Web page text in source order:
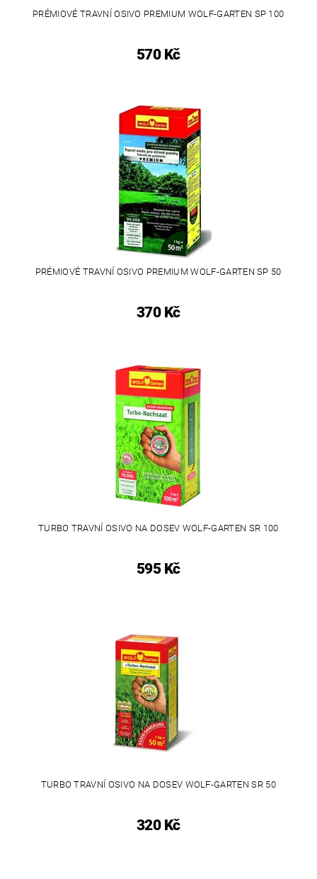
PRÉMIOVÉ TRAVNÍ OSIVO PREMIUM WOLF-GARTEN SP 100
570 Kč
PRÉMIOVÉ TRAVNÍ OSIVO PREMIUM WOLF-GARTEN SP 50
370 Kč
TURBO TRAVNÍ OSIVO NA DOSEV WOLF-GARTEN SR 100
595 Kč
TURBO TRAVNÍ OSIVO NA DOSEV WOLF-GARTEN SR 50
320 Kč